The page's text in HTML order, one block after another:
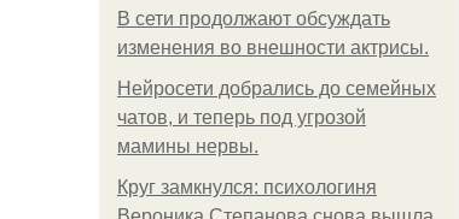
В сети продолжают обсуждать
изменения во внешности актрисы.
Нейросети добрались до семейных
чатов, и теперь под угрозой
мамины нервы.
Круг замкнулся: психологиня